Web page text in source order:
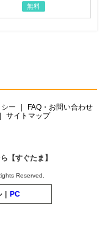
無料
ー
FAQ・お問い合わせ
サイトマップ
【すぐたま】
Reserved.
| PC